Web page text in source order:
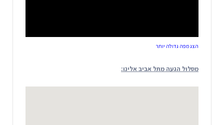
הצג מפה גדולה יותר
מסלול הגעה מתל אביב אלינו: